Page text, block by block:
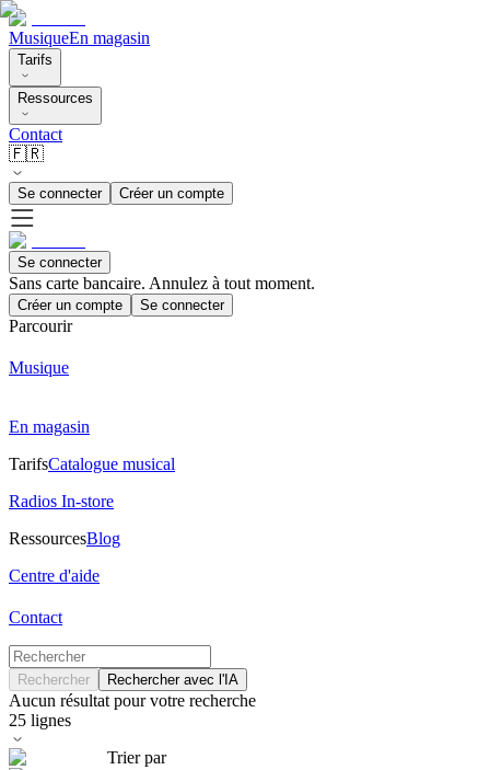
MusiqueEn magasin
Tarifs
Ressources
Contact
🇫🇷
Se connecter Créer un compte
Se connecter
Sans carte bancaire. Annulez à tout moment.
Créer un compte Se connecter
Parcourir
Musique
En magasin
TarifsCatalogue musical
Radios In-store
RessourcesBlog
Centre d'aide
Contact
Rechercher Rechercher avec l'IA
Aucun résultat pour votre recherche
25 lignes
Trier par